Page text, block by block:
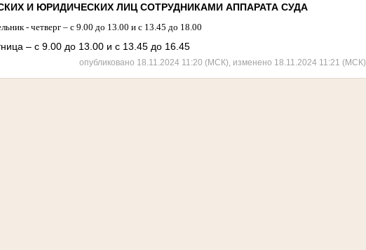
И ЮРИДИЧЕСКИХ ЛИЦ СОТРУДНИКАМИ АППАРАТА СУДА
- четверг – с 9.00 до 13.00 и с 13.45 до 18.00
– с 9.00 до 13.00 и с 13.45 до 16.45
опубликовано 18.11.2024 11:20 (МСК), изменено 18.11.2024 11:21 (МСК)